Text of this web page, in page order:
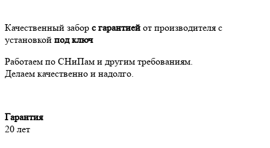
Качественный забор с гарантией от производителя с
установкой под ключ
Работаем по СНиПам и другим требованиям.
Делаем качественно и надолго.
Гарантия
20 лет